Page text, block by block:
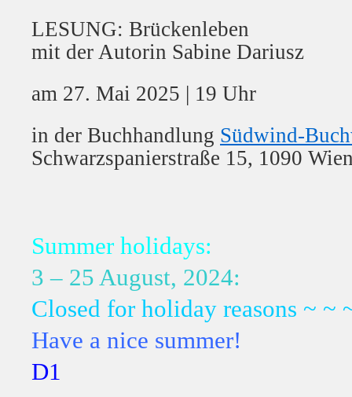
LESUNG: Brückenleben
mit der Autorin Sabine Dariusz
am 27. Mai 2025 | 19 Uhr
in der Buchhandlung Südwind-
Schwarzspanierstraße 15, 1090
Summer holidays:
3 – 25 August, 2024:
Closed for holiday reasons ~ ~
Have a nice summer!
D1